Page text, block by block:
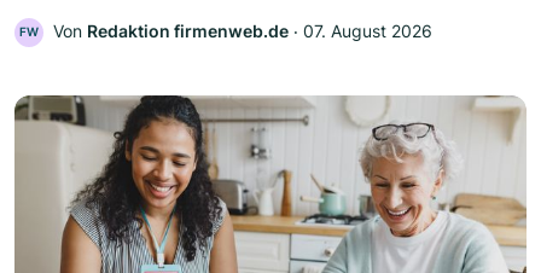
FW Von Redaktion firmenweb.de ‧ 07. August 2026